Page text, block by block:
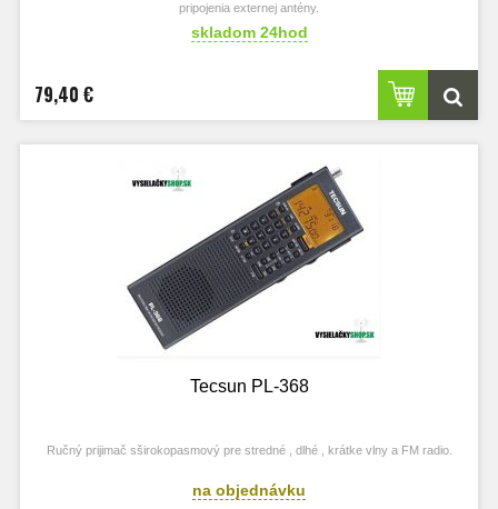
pripojenia externej antény.
skladom 24hod
79,40 €
Tecsun PL-368
Ručný prijimač sširokopasmový pre stredné , dlhé , krátke vlny a FM radio.
na objednávku